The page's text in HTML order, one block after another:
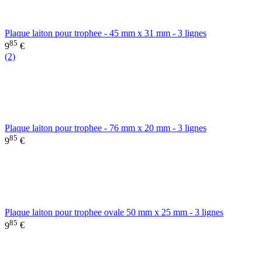
Plaque laiton pour trophee - 45 mm x 31 mm - 3 lignes
985 €
(2)
Plaque laiton pour trophee - 76 mm x 20 mm - 3 lignes
985 €
Plaque laiton pour trophee ovale 50 mm x 25 mm - 3 lignes
985 €